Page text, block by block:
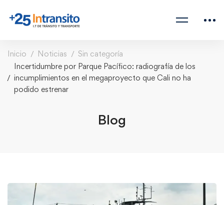
Inicio Noticias
Sin categoría
Incertidumbre por Parque Pacífico: radiografía de los
incumplimientos en el megaproyecto que Cali no ha
podido estrenar
Blog